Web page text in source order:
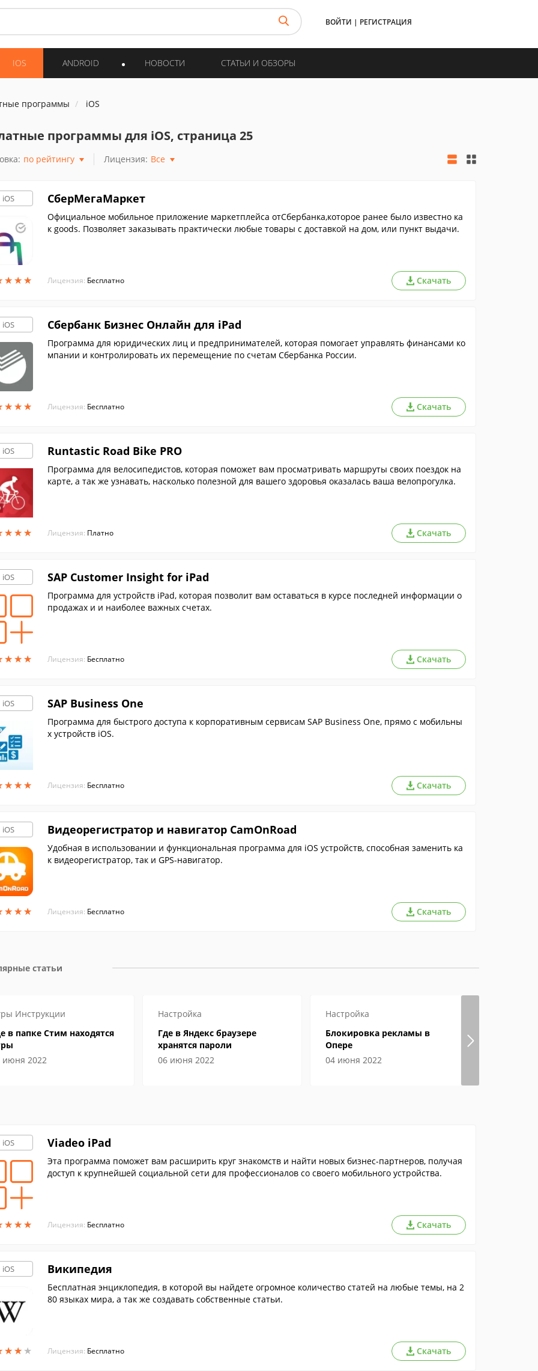
ВОЙТИ | РЕГИСТРАЦИЯ
IOS ANDROID НОВОСТИ СТАТЬИ И ОБЗОРЫ
программы iOS
программы для iOS, страница 25
по рейтингу Лицензия: Все
iOS
★★★
★★★
СберМегаМаркет
Официальное мобильное приложение маркетплейса отСбербанка,которое ранее было известно ка
к goods. Позволяет заказывать практически любые товары с доставкой на дом, или пункт выдачи.
Лицензия: Бесплатно Скачать
iOS
★★★
★★★
Сбербанк Бизнес Онлайн для iPad
Программа для юридических лиц и предпринимателей, которая помогает управлять финансами ко
мпании и контролировать их перемещение по счетам Сбербанка России.
Лицензия: Бесплатно Скачать
iOS
★★★
★★★
Runtastic Road Bike PRO
Программа для велосипедистов, которая поможет вам просматривать маршруты своих поездок на
карте, а так же узнавать, насколько полезной для вашего здоровья оказалась ваша велопрогулка.
Лицензия: Платно Скачать
iOS
★★★
★★★
SAP Customer Insight for iPad
Программа для устройств iPad, которая позволит вам оставаться в курсе последней информации о
продажах и и наиболее важных счетах.
Лицензия: Бесплатно Скачать
iOS
★★★
★★★
SAP Business One
Программа для быстрого доступа к корпоративным сервисам SAP Business One, прямо с мобильны
х устройств iOS.
Лицензия: Бесплатно Скачать
iOS
★★★
★★★
Видеорегистратор и навигатор CamOnRoad
Удобная в использовании и функциональная программа для iOS устройств, способная заменить ка
к видеорегистратор, так и GPS-навигатор.
Лицензия: Бесплатно Скачать
статьи
Инструкции
в папке Стим находятся
июня 2022
Настройка
Где в Яндекс браузере
хранятся пароли
06 июня 2022
Настройка
Блокировка рекламы в
Опере
04 июня 2022
iOS
★★★
★★★
Viadeo iPad
Эта программа поможет вам расширить круг знакомств и найти новых бизнес-партнеров, получая
доступ к крупнейшей социальной сети для профессионалов со своего мобильного устройства.
Лицензия: Бесплатно Скачать
iOS
★★ ★
★★ ★
Википедия
Бесплатная энциклопедия, в которой вы найдете огромное количество статей на любые темы, на 2
80 языках мира, а так же создавать собственные статьи.
Лицензия: Бесплатно Скачать